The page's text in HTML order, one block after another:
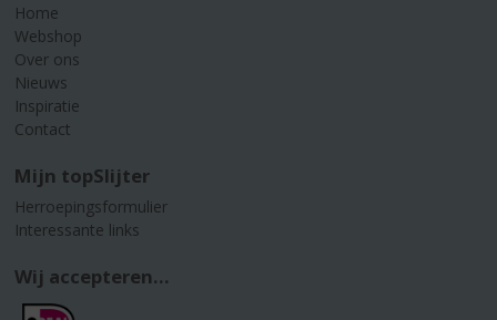
Home
Webshop
Over ons
Nieuws
Inspiratie
Contact
Mijn topSlijter
Herroepingsformulier
Interessante links
Wij accepteren...